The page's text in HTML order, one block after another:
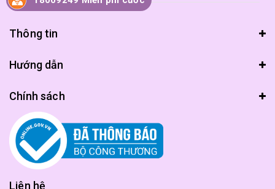
Thông tin
Hướng dẫn
Chính sách
Liên hệ